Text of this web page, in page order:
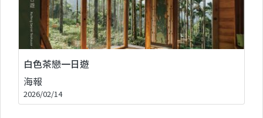
白色茶戀一日遊
海報
2026/02/14